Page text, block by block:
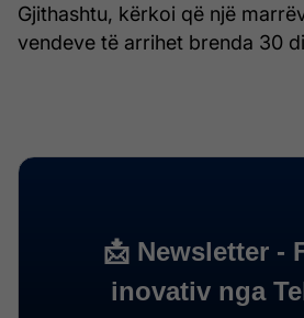
Gjithashtu, kërkoi që një
vendeve të arrihet brenda 30